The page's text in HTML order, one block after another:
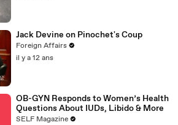
Jack Devine on Pinochet's Coup
Foreign Affairs
il y a 12 ans
OB-GYN Responds to Women’s Health
Questions About IUDs, Libido & More
SELF Magazine